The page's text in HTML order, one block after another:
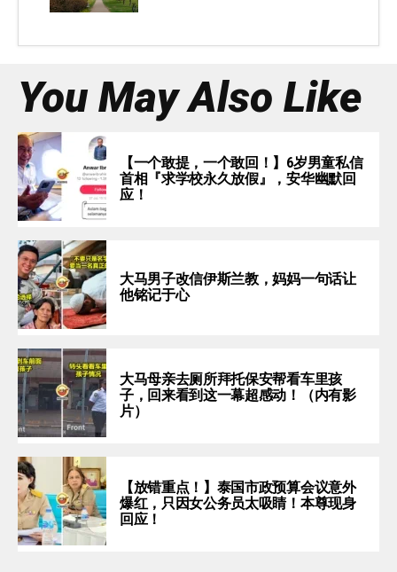
You May Also Like
【一个敢提，一个敢回！】6岁男童私信
首相『求学校永久放假』，安华幽默回
应！
大马男子改信伊斯兰教，妈妈一句话让
他铭记于心
大马母亲去厕所拜托保安帮看车里孩
子，回来看到这一幕超感动！（内有影
片）
【放错重点！】泰国市政预算会议意外
爆红，只因女公务员太吸睛！本尊现身
回应！